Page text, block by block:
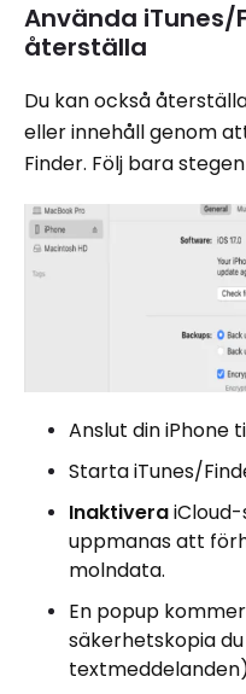
Använda
återställa
Du kan också
eller innehåll genom
Finder. Följ bara
Anslut din iPhone
Starta iTunes/
Inaktivera
uppmanas att
molndata.
En popup
säkerhetskopia